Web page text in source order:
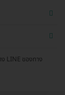
LINE ของทาง